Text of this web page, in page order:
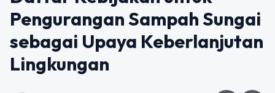
Pengurangan Sampah Sungai
sebagai Upaya Keberlanjutan
Lingkungan